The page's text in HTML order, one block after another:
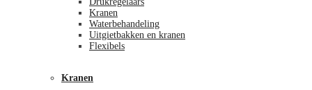
Kranen
Waterbehandeling
Uitgietbakken en kranen
Flexibels
Kranen